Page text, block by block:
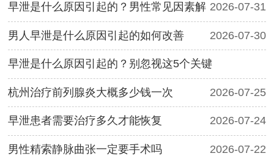
早泄是什么原因引起的？男性常见因素解 2026-07-31
男人早泄是什么原因引起的如何改善 2026-07-30
早泄是什么原因引起的？别忽视这5个关键
2026-07-27
杭州治疗前列腺炎大概多少钱一次 2026-07-25
早泄患者需要治疗多久才能恢复 2026-07-24
男性精索静脉曲张一定要手术吗 2026-07-22